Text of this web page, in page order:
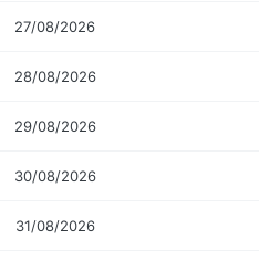
27/08/2026
28/08/2026
29/08/2026
30/08/2026
31/08/2026